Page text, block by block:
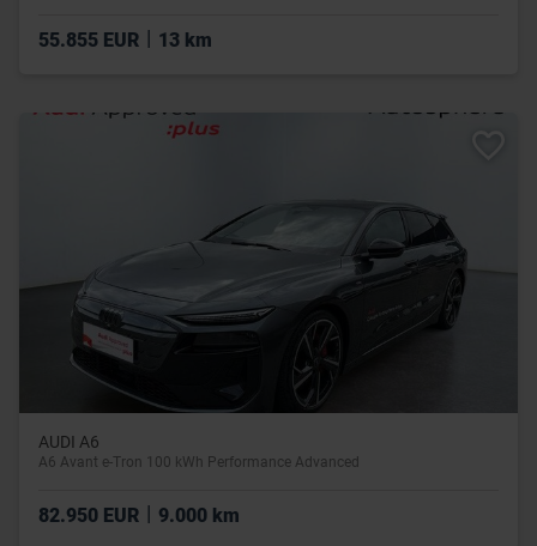
55.855 EUR | 13 km
AUDI A6
A6 Avant e-Tron 100 kWh Performance Advanced
82.950 EUR 9.000 km